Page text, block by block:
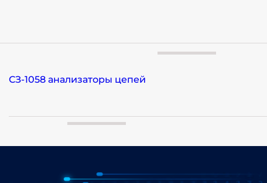
СЗ-1058 анализаторы цепей